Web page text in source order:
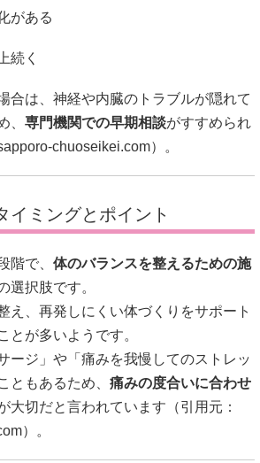
がある
続く
合は、神経や内臓のトラブルが隠れて
、 専門機関での早期相談がすすめられ
chuoseikei.com）。
イミングとポイント
階で、 体のバランスを整えるための施
選択肢です。
え、再発しにくい体づくりをサポート
とが多いようです。
ージ」や「痛みを我慢してのストレッ
ともあるため、 痛みの度合いに合わせ
大切だと言われています（引用元：
）。